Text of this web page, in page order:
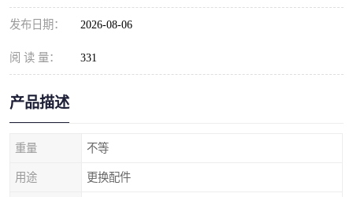
发布日期： 2026-08-06
阅 读 量： 331
产品描述
重量 不等
用途 更换配件